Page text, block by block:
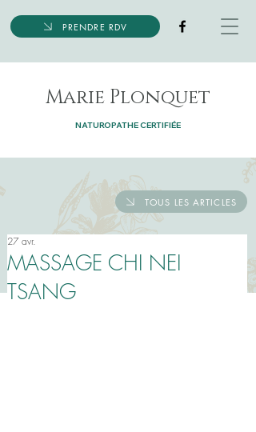
PRENDRE RDV
Marie Plonquet
NATUROPATHE CERTIFIÉE
TOUS LES ARTICLES
MASSAGE CHI NEI
TSANG
27 avr.